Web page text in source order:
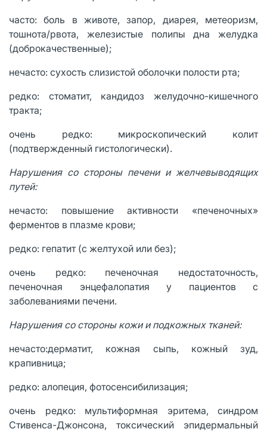
часто: боль в животе, запор, диарея, метеоризм,
тошнота/рвота, железистые полипы дна желудка
(доброкачественные);
нечасто: сухость слизистой оболочки полости рта;
редко: стоматит, кандидоз желудочно-кишечного
тракта;
очень редко: микроскопический колит
(подтвержденный гистологически).
Нарушения со стороны печени и желчевыводящих
путей:
нечасто: повышение активности «печеночных»
ферментов в плазме крови;
редко: гепатит (с желтухой или без);
очень редко: печеночная недостаточность,
печеночная энцефалопатия у пациентов с
заболеваниями печени.
Нарушения со стороны кожи и подкожных тканей:
нечасто:дерматит, кожная сыпь, кожный зуд,
крапивница;
редко: алопеция, фотосенсибилизация;
очень редко: мультиформная эритема, синдром
Стивенcа-Джонсона, токсический эпидермальный